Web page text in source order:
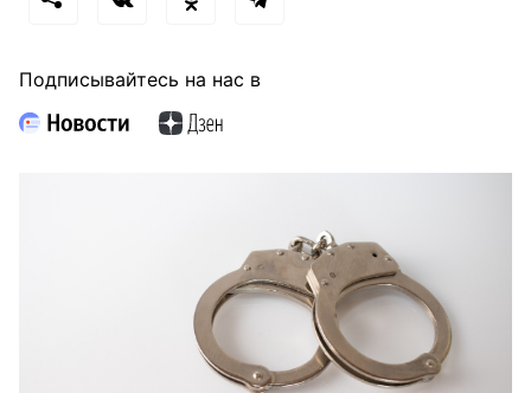
Подписывайтесь на нас в